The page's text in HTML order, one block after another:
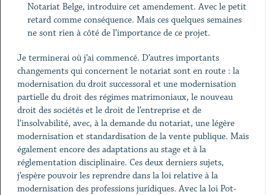
Notariat Belge, introduire cet amendement. Avec le petit
retard comme conséquence. Mais ces quelques semaines
ne sont rien à côté de l’importance de ce projet.
Je terminerai où j’ai commencé. D’autres importants
changements qui concernent le notariat sont en route : la
modernisation du droit successoral et une modernisation
partielle du droit des régimes matrimoniaux, le nouveau
droit des sociétés et le droit de l’entreprise et de
l’insolvabilité, avec, à la demande du notariat, une légère
modernisation et standardisation de la vente publique. Mais
également encore des adaptations au stage et à la
réglementation disciplinaire. Ces deux derniers sujets,
j’espère pouvoir les reprendre dans la loi relative à la
modernisation des professions juridiques. Avec la loi Pot-